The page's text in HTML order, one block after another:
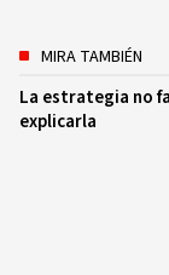
MIRA TAMBIÉN
La estrategia no
explicarla